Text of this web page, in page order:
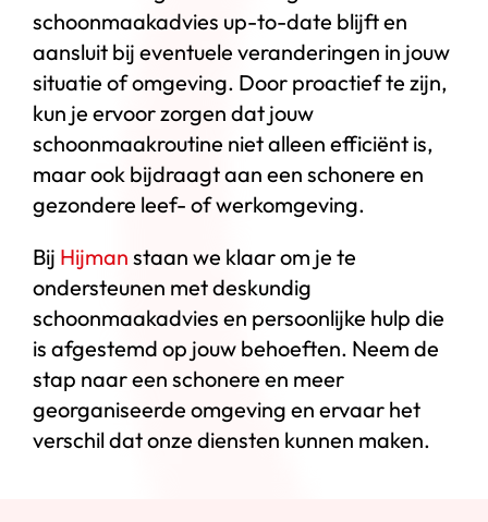
schoonmaakadvies up-to-date blijft en
aansluit bij eventuele veranderingen in jouw
situatie of omgeving. Door proactief te zijn,
kun je ervoor zorgen dat jouw
schoonmaakroutine niet alleen efficiënt is,
maar ook bijdraagt aan een schonere en
gezondere leef- of werkomgeving.
Bij Hijman staan we klaar om je te
ondersteunen met deskundig
schoonmaakadvies en persoonlijke hulp die
is afgestemd op jouw behoeften. Neem de
stap naar een schonere en meer
georganiseerde omgeving en ervaar het
verschil dat onze diensten kunnen maken.